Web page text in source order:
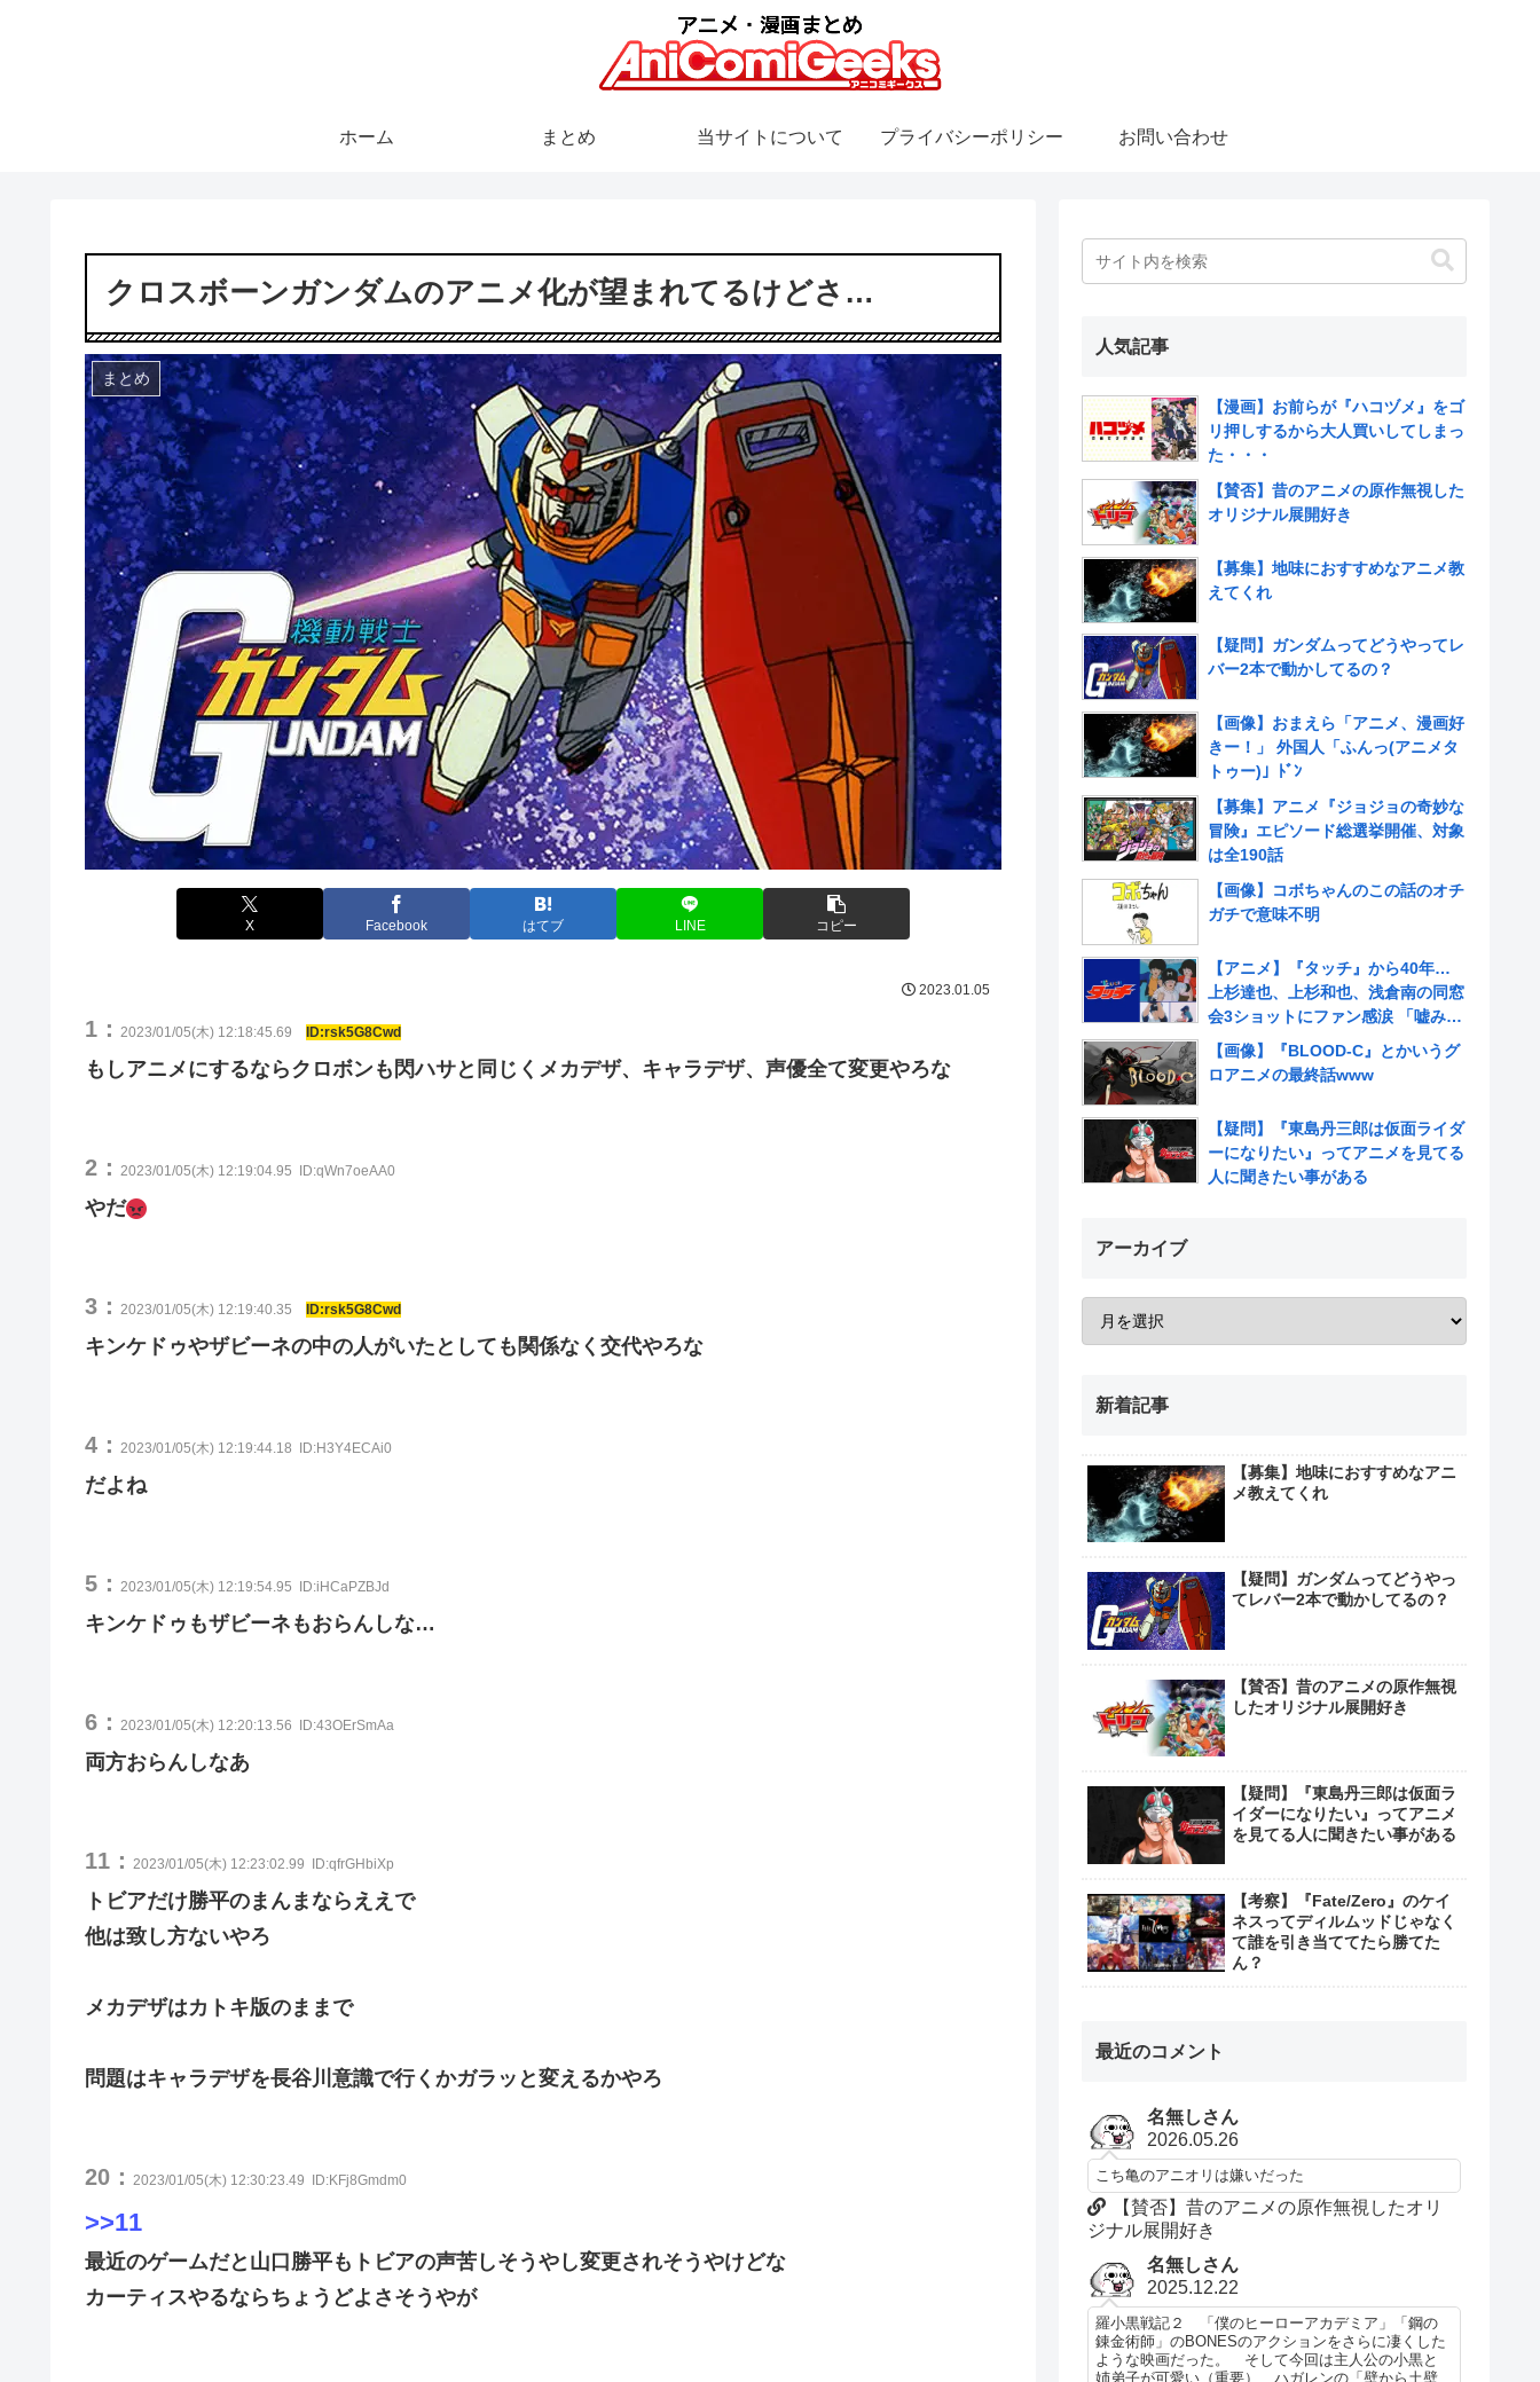
ホーム まとめ 当サイトについて プライバシーポリシー お問い合わせ
クロスボーンガンダムのアニメ化が望まれてるけどさ…
まとめ
X Facebook はてブ LINE コピー
2023.01.05
1： 2023/01/05(木) 12:18:45.69 ID:rsk5G8Cwd
もしアニメにするならクロボンも閃ハサと同じくメカデザ、キャラデザ、声優全て変更やろな
2： 2023/01/05(木) 12:19:04.95 ID:qWn7oeAA0
やだ
3： 2023/01/05(木) 12:19:40.35 ID:rsk5G8Cwd
キンケドゥやザビーネの中の人がいたとしても関係なく交代やろな
4： 2023/01/05(木) 12:19:44.18 ID:H3Y4ECAi0
だよね
5： 2023/01/05(木) 12:19:54.95 ID:iHCaPZBJd
キンケドゥもザビーネもおらんしな…
6： 2023/01/05(木) 12:20:13.56 ID:43OErSmAa
両方おらんしなあ
11： 2023/01/05(木) 12:23:02.99 ID:qfrGHbiXp
トビアだけ勝平のまんまならええで
他は致し方ないやろ
メカデザはカトキ版のままで
問題はキャラデザを長谷川意識で行くかガラッと変えるかやろ
20： 2023/01/05(木) 12:30:23.49 ID:KFj8Gmdm0
>>11
最近のゲームだと山口勝平もトビアの声苦しそうやし変更されそうやけどな
カーティスやるならちょうどよさそうやが
人気記事
【漫画】お前らが『ハコヅメ』をゴ
リ押しするから大人買いしてしまっ
た・・・
【賛否】昔のアニメの原作無視した
オリジナル展開好き
【募集】地味におすすめなアニメ教
えてくれ
【疑問】ガンダムってどうやってレ
バー2本で動かしてるの？
【画像】おまえら「アニメ、漫画好
きー！」 外国人「ふんっ(アニメタ
トゥー)」ﾄﾞﾝ
【募集】アニメ『ジョジョの奇妙な
冒険』エピソード総選挙開催、対象
は全190話
【画像】コボちゃんのこの話のオチ
ガチで意味不明
【アニメ】『タッチ』から40年…
上杉達也、上杉和也、浅倉南の同窓
会3ショットにファン感涙 「嘘みた
いだろ…また三人揃ってるんだぜ」
【画像】『BLOOD-C』とかいうグ
ロアニメの最終話www
【疑問】『東島丹三郎は仮面ライダ
ーになりたい』ってアニメを見てる
人に聞きたい事がある
アーカイブ
新着記事
【募集】地味におすすめなアニ
メ教えてくれ
【疑問】ガンダムってどうやっ
てレバー2本で動かしてるの？
【賛否】昔のアニメの原作無視
したオリジナル展開好き
【疑問】『東島丹三郎は仮面ラ
イダーになりたい』ってアニメ
を見てる人に聞きたい事がある
【考察】『Fate/Zero』のケイ
ネスってディルムッドじゃなく
て誰を引き当ててたら勝てた
ん？
最近のコメント
名無しさん
2026.05.26
こち亀のアニオリは嫌いだった
【賛否】昔のアニメの原作無視したオリ
ジナル展開好き
名無しさん
2025.12.22
羅小黒戦記２ 「僕のヒーローアカデミア」「鋼の
錬金術師」のBONESのアクションをさらに凄くした
ような映画だった。 そして今回は主人公の小黒と
姉弟子が可愛い（重要） ハガレンの「壁から土壁